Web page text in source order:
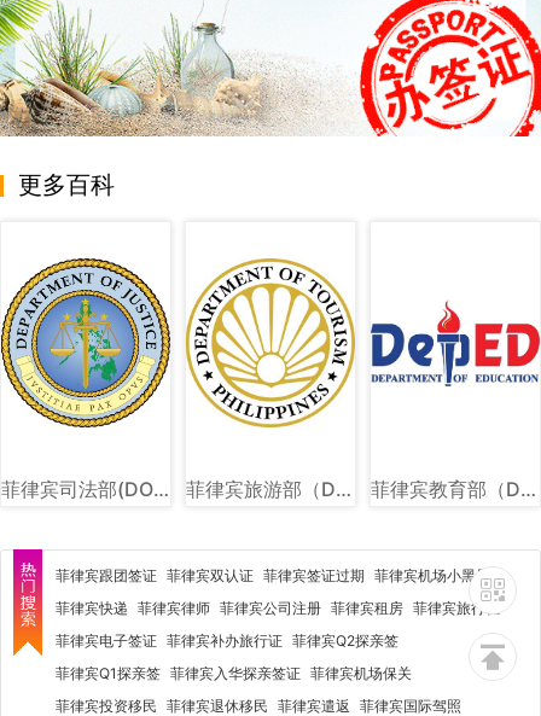
更多百科
菲律宾司法部(DOJ)图文讲解 菲律宾旅游部（DOT）图文讲解 菲律宾教育部（DEPED）图文讲解
菲律宾跟团签证 菲律宾双认证 菲律宾签证过期 菲律宾机场小黑屋
菲律宾快递 菲律宾律师 菲律宾公司注册 菲律宾租房 菲律宾旅行社
菲律宾电子签证 菲律宾补办旅行证 菲律宾Q2探亲签
菲律宾Q1探亲签 菲律宾入华探亲签证 菲律宾机场保关
菲律宾投资移民 菲律宾退休移民 菲律宾遣返
菲律宾国际驾照